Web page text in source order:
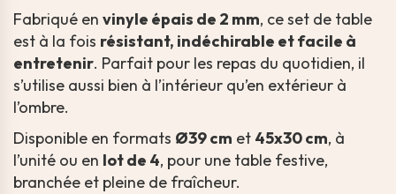
Fabriqué en vinyle épais de 2 mm, ce set de table
est à la fois résistant, indéchirable et facile à
entretenir. Parfait pour les repas du quotidien, il
s’utilise aussi bien à l’intérieur qu’en extérieur à
l’ombre.
Disponible en formats Ø39 cm et 45x30 cm, à
l’unité ou en lot de 4, pour une table festive,
branchée et pleine de fraîcheur.